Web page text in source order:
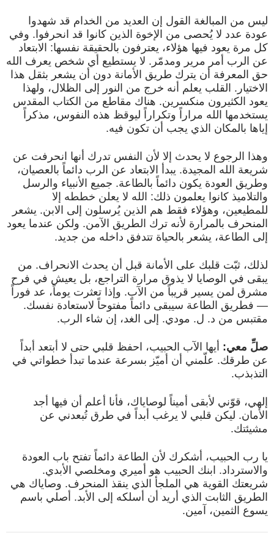
ليس من المبالغة القول إن العديد من الخدام قد شهدوا
عودة عدد لا يُحصى من الإخوة الذين كانوا قد انحرفوا. وفي
كل مرة يعود فيها هؤلاء، يعترفون بالحقيقة نفسها: الابتعاد
عن الرب أمر مرير ومدمّر. لا يستطيع أي شخص يعرف الله
حق المعرفة أن يترك طريق الأمانة دون أن يشعر بثقل هذا
الاختيار. القلب يعلم أنه خرج من النور إلى الظلال، ولهذا
يعود الكثيرون منكسرين. هناك مقاطع من الكتاب المقدس
يستخدمها الله مراراً وتكراراً ليوقظ هذه النفوس، مذكراً
إياها بالمكان الذي يجب أن تكون فيه.
وهذا الرجوع لا يحدث إلا لأن النفس تدرك أنها انحرفت عن
شريعة الله المجيدة. يبدأ الابتعاد عن الرب دائماً بالعصيان،
وطريق العودة يكون دائماً بالطاعة. جميع الأنبياء والرسل
والتلاميذ كانوا يعلمون ذلك: الله لا يعلن خططه إلا
للمطيعين، وهؤلاء فقط هم الذين يُرسلون إلى الابن. يشعر
المنحرف بالمرارة لأنه ترك الطريق الآمن. ولكن عندما يعود
إلى الطاعة، يشعر بالحياة تتدفق داخله من جديد.
لذلك، ثبّت قلبك على الأمانة قبل أن يحدث الانحراف. من
يبقى في الوصايا لا يذوق مرارة التراجع، بل يعيش في فرح
مشرق لمن يسير قريباً من الآب. وإذا تعثرت يوماً، عد فوراً
— فطريق الطاعة سيبقى دائماً مفتوحاً لاستعادة نفسك.
مقتبس من د. ل. مودي. إلى الغد، إن شاء الرب.
صلِّ معي: أيها الآب الحبيب، احفظ قلبي حتى لا أبتعد أبداً
عن طرقك. علّمني أن أميّز بسرعة عندما تبدأ خطواتي في
التذبذب.
إلهي، قوّني لأبقى أميناً لوصاياك، فأنا أعلم أن فيها أجد
الأمان. ليكن قلبي لا يرغب أبداً في طرق تُبعدني عن
مشيئتك.
يا رب الحبيب، أشكرك لأن الطاعة دائماً تفتح باب العودة
والاسترداد. ابنك الحبيب هو أميري ومخلصي الأبدي.
شريعتك القوية هي الملجأ الذي ينقذ المنحرف. وصاياك هي
الطريق الثابت الذي أريد أن أسلكه إلى الأبد. أصلي باسم
يسوع الثمين، آمين.